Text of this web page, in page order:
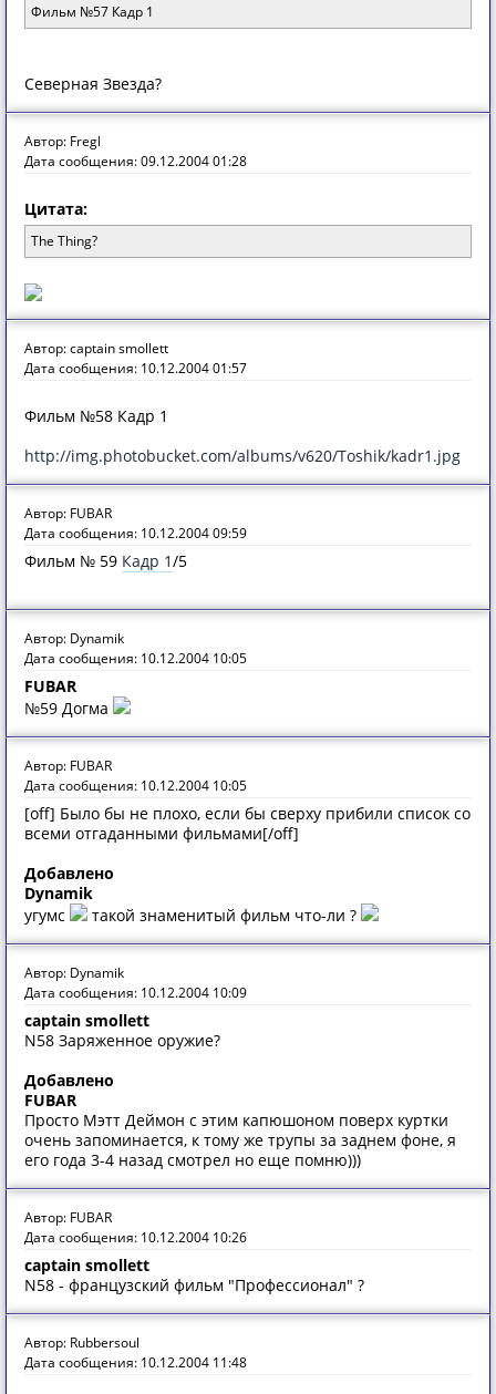
Фильм №57 Кадр 1
Северная Звезда?
Автор: Fregl
Дата сообщения: 09.12.2004 01:28
Цитата:
The Thing?
Автор: captain smollett
Дата сообщения: 10.12.2004 01:57
Фильм №58 Кадр 1
http://img.photobucket.com/albums/v620/Toshik/kadr1.jpg
Автор: FUBAR
Дата сообщения: 10.12.2004 09:59
Фильм № 59 Кадр 1/5
Автор: Dynamik
Дата сообщения: 10.12.2004 10:05
FUBAR
№59 Догма
Автор: FUBAR
Дата сообщения: 10.12.2004 10:05
[off] Было бы не плохо, если бы сверху прибили список со
всеми отгаданными фильмами[/off]
Добавлено
Dynamik
угумс
такой знаменитый фильм что-ли ?
Автор: Dynamik
Дата сообщения: 10.12.2004 10:09
captain smollett
N58 Заряженное оружие?
Добавлено
FUBAR
Просто Мэтт Деймон с этим капюшоном поверх куртки
очень запоминается, к тому же трупы за заднем фоне, я
его года 3-4 назад смотрел но еще помню)))
Автор: FUBAR
Дата сообщения: 10.12.2004 10:26
captain smollett
N58 - французский фильм "Профессионал" ?
Автор: Rubbersoul
Дата сообщения: 10.12.2004 11:48